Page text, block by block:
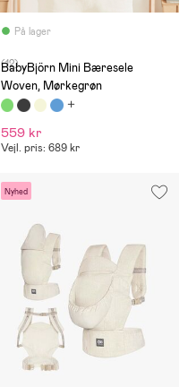
På lager
(12)
BabyBjörn Mini Bæresele
Woven, Mørkegrøn
559 kr
Vejl. pris: 689 kr
Nyhed